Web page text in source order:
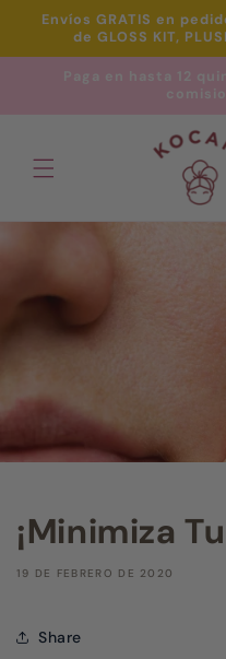
directamente
al contenido
Envíos GRATIS en
de GLOSS KIT,
Paga en hasta 12
¡Minimiza
19 DE FEBRERO DE 2020
Share